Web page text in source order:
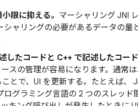
限に抑える。 マーシャリング JNI
ャリングの必要があるデータの量
したコードと C++ で記述したコー
スの管理が容易になります。通常
とで、UI を更新する。たとえば、
グラミング言語の 2 つのスレッド